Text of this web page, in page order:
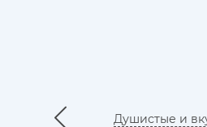
Душистые и